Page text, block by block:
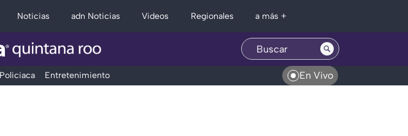
Noticias adn Noticias Videos Regionales a más +
Policiaca Entretenimiento En Vivo